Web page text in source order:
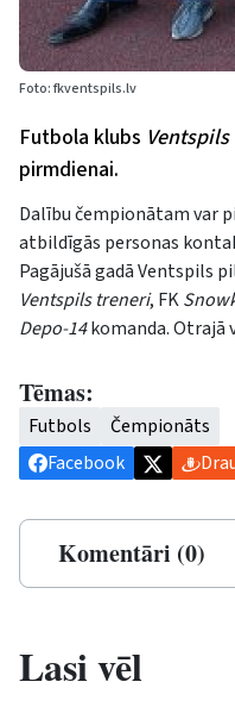
Foto: fkventspils.lv
Futbola klubs Ventspils
pirmdienai.
Dalību čempionātam var
atbildīgās personas
Pagājušā gadā Ventspils
Ventspils treneri, FK
Depo-14komanda. Otrajā
Tēmas:
Futbols
Čempionāts
Facebook
Komentāri (0)
Lasi vēl